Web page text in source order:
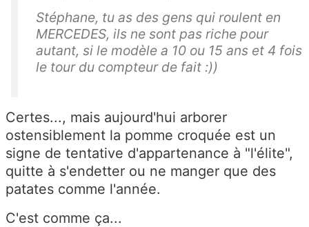
Stéphane, tu as des gens qui roulent en
MERCEDES, ils ne sont pas riche pour
autant, si le modèle a 10 ou 15 ans et 4 fois
le tour du compteur de fait :))
Certes..., mais aujourd'hui arborer
ostensiblement la pomme croquée est un
signe de tentative d'appartenance à "l'élite",
quitte à s'endetter ou ne manger que des
patates comme l'année.
C'est comme ça...